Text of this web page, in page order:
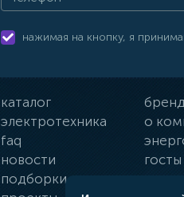
нажимая на кнопку, я
каталог
электротехника
о
faq
новости
госты
подборки